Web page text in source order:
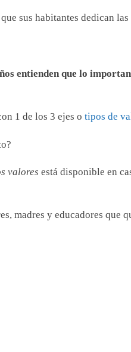
sus habitantes dedican
entienden que lo
1 de los 3 ejes o tipos de
valores está disponible en
madres y educadores